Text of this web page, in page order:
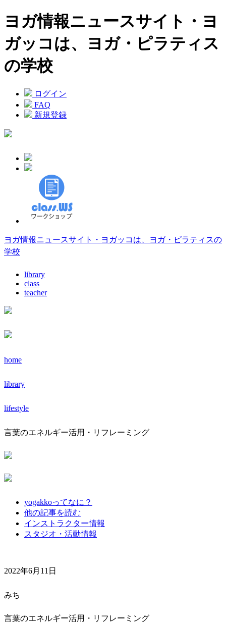
ヨガ情報ニュースサイト・ヨ
ガッコは、ヨガ・ピラティス
の学校
ログイン
FAQ
新規登録
ヨガ情報ニュースサイト・ヨガッコは、ヨガ・ピラティスの
学校
library
class
teacher
home
library
lifestyle
言葉のエネルギー活用・リフレーミング
yogakkoってなに？
他の記事を読む
インストラクター情報
スタジオ・活動情報
2022年6月11日
みち
言葉のエネルギー活用・リフレーミング